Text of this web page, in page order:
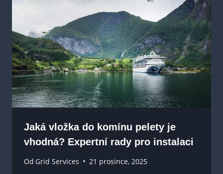
Jaká vložka do komínu pelety je
vhodná? Expertní rady pro instalaci
Od Grid Services 21 prosince, 2025